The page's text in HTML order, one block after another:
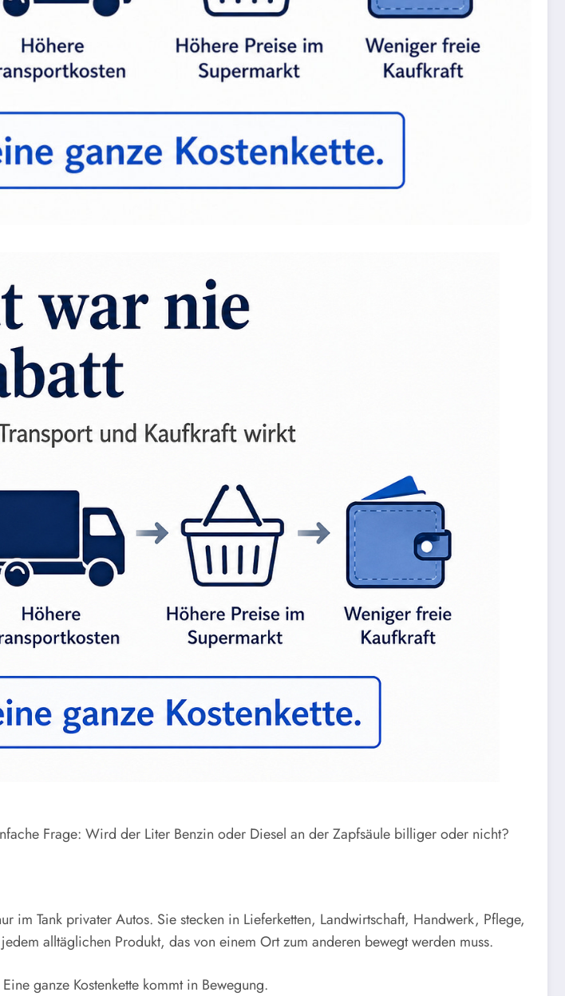
Frage: Wird der Liter Benzin oder Diesel an der Zapfsäule billiger oder nicht?
im Tank privater Autos. Sie stecken in Lieferketten, Landwirtschaft, Handwerk, Pflege,
alltäglichen Produkt, das von einem Ort zum anderen bewegt werden muss.
ganze Kostenkette kommt in Bewegung.